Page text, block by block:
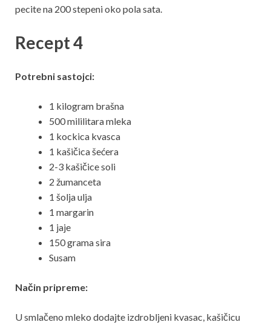
pecite na 200 stepeni oko pola sata.
Recept 4
Potrebni sastojci:
1 kilogram brašna
500 mililitara mleka
1 kockica kvasca
1 kašičica šećera
2-3 kašičice soli
2 žumanceta
1 šolja ulja
1 margarin
1 jaje
150 grama sira
Susam
Način pripreme:
U smlačeno mleko dodajte izdrobljeni kvasac, kašičicu